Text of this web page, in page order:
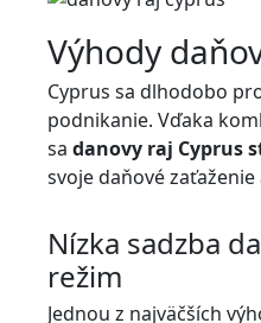
Výhody
Cyprus sa dlhodobo
podnikanie. Vďaka
sa danovy raj Cyprus
svoje daňové
Nízka sadzba
režim
Jednou z najväčších